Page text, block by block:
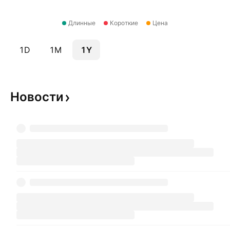
Длинные Короткие Цена
1D 1M 1Y
Новости